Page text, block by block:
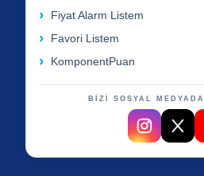
Fiyat Alarm Listem
Favori Listem
KomponentPuan
BİZİ SOSYAL